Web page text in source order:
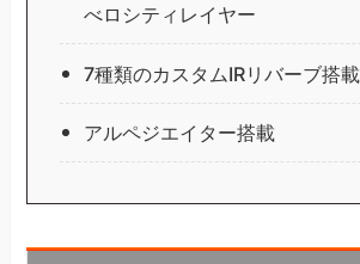
べロシティレイヤー
7種類のカスタムIRリバーブ搭載
アルペジエイター搭載